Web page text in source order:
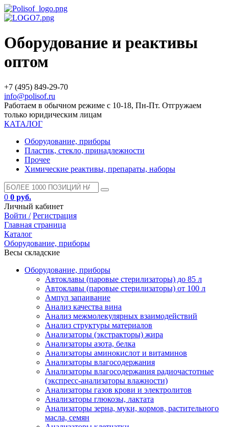
Оборудование и реактивы
оптом
+7 (495) 849-29-70
info@polisof.ru
Работаем в обычном режиме с 10-18, Пн-Пт. Отгружаем
только юридическим лицам
КАТАЛОГ
Оборудование, приборы
Пластик, стекло, принадлежности
Прочее
Химические реактивы, препараты, наборы
0 0 руб.
Личный кабинет
Войти / Регистрация
Главная страница
Каталог
Оборудование, приборы
Весы складские
Оборудование, приборы
Автоклавы (паровые стерилизаторы) до 85 л
Автоклавы (паровые стерилизаторы) от 100 л
Ампул запаивание
Анализ качества вина
Анализ межмолекулярных взаимодействий
Анализ структуры материалов
Анализаторы (экстракторы) жира
Анализаторы азота, белка
Анализаторы аминокислот и витаминов
Анализаторы влагосодержания
Анализаторы влагосодержания радиочастотные
(экспресс-анализаторы влажности)
Анализаторы газов крови и электролитов
Анализаторы глюкозы, лактата
Анализаторы зерна, муки, кормов, растительного
масла, семян